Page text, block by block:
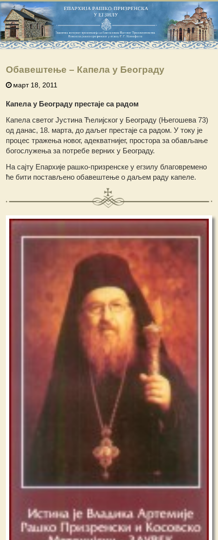
Обавештење – Капела у Београду
март 18, 2011
Капела у Београду престаје са радом
Капела светог Јустина Ћелијског у Београду (Његошева 73)
од данас, 18. марта, до даљег престаје са радом. У току је
процес тражења новог, адекватнијег, простора за обављање
богослужења за потребе верних у Београду.
На сајту Епархије рашко-призренске у егзилу благовремено
ће бити постављено обавештење о даљем раду капеле.